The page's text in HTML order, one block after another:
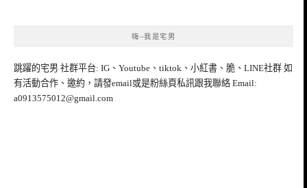
嗨~我是宅男
跳躍的宅男 社群平台: IG、Youtube、tiktok、小紅書、脆、LINE社群 如
有活動合作、邀約，請發email或是粉絲頁私訊跟我聯絡 Email:
a0913575012@gmail.com